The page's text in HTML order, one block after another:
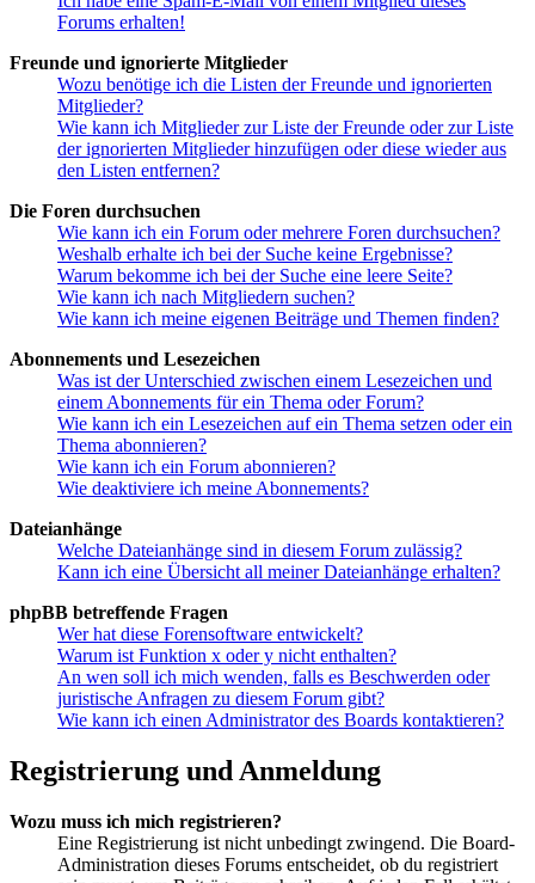
Forums erhalten!
Freunde und ignorierte Mitglieder
Wozu benötige ich die Listen der Freunde und ignorierten
Mitglieder?
Wie kann ich Mitglieder zur Liste der Freunde oder zur Liste
der ignorierten Mitglieder hinzufügen oder diese wieder aus
den Listen entfernen?
Die Foren durchsuchen
Wie kann ich ein Forum oder mehrere Foren durchsuchen?
Weshalb erhalte ich bei der Suche keine Ergebnisse?
Warum bekomme ich bei der Suche eine leere Seite?
Wie kann ich nach Mitgliedern suchen?
Wie kann ich meine eigenen Beiträge und Themen finden?
Abonnements und Lesezeichen
Was ist der Unterschied zwischen einem Lesezeichen und
einem Abonnements für ein Thema oder Forum?
Wie kann ich ein Lesezeichen auf ein Thema setzen oder ein
Thema abonnieren?
Wie kann ich ein Forum abonnieren?
Wie deaktiviere ich meine Abonnements?
Dateianhänge
Welche Dateianhänge sind in diesem Forum zulässig?
Kann ich eine Übersicht all meiner Dateianhänge erhalten?
phpBB betreffende Fragen
Wer hat diese Forensoftware entwickelt?
Warum ist Funktion x oder y nicht enthalten?
An wen soll ich mich wenden, falls es Beschwerden oder
juristische Anfragen zu diesem Forum gibt?
Wie kann ich einen Administrator des Boards kontaktieren?
Registrierung und Anmeldung
Wozu muss ich mich registrieren?
Eine Registrierung ist nicht unbedingt zwingend. Die Board-
Administration dieses Forums entscheidet, ob du registriert